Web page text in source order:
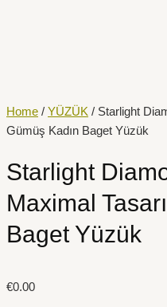
Home / YÜZÜK / Starlight
Gümüş Kadın Baget Yüzük
Starlight
Maximal
Baget Yüzük
€0.00
Tasarım
925
Gümüş
Kadın
Baget
quantity